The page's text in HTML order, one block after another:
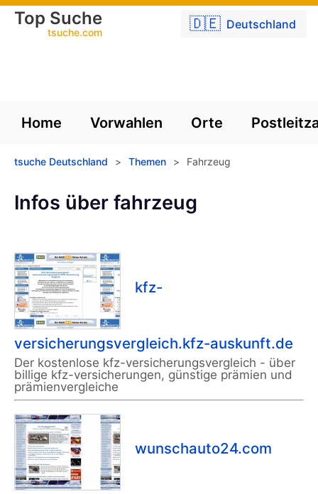
🇩🇪 Deutschland
Top Suche
tsuche.com
Home Vorwahlen Orte
tsuche Deutschland > Themen > Fahrzeug
Infos über fahrzeug
kfz-
versicherungsvergleich.kfz-auskunft.de
Der kostenlose kfz-versicherungsvergleich - über
billige kfz-versicherungen, günstige prämien und
prämienvergleiche
wunschauto24.com